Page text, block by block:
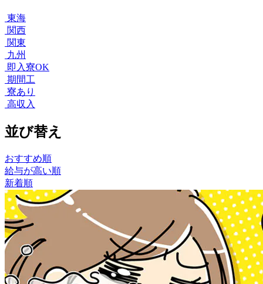
東海
関西
関東
九州
即入寮OK
期間工
寮あり
高収入
並び替え
おすすめ順
給与が高い順
新着順